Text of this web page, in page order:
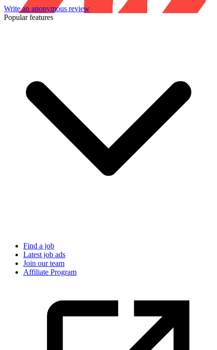
Write an anonymous review
Popular features
Find a job
Latest job ads
Join our team
Affiliate Program